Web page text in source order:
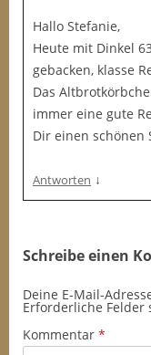
Hallo Stefanie,
Heute mit Dinkel
gebacken, klasse
Das
immer eine gute
Dir einen schönen
Antworten ↓
Schreibe einen
Deine E-Mail-
Erforderliche Felder
Kommentar *